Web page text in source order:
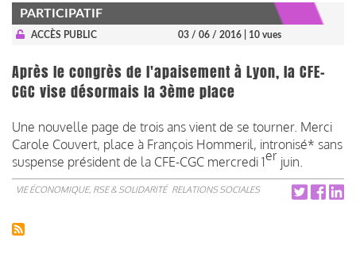
PARTICIPATIF
ACCÈS PUBLIC 03 / 06 / 2016 | 10 vues
Après le congrès de l'apaisement à Lyon, la CFE-
CGC vise désormais la 3ème place
Une nouvelle page de trois ans vient de se tourner. Merci
Carole Couvert, place à François Hommeril, intronisé* sans
suspense président de la CFE-CGC mercredi 1er juin.
VIE ÉCONOMIQUE, RSE & SOLIDARITÉ RELATIONS SOCIALES